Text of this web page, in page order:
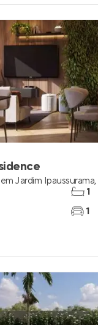
em Jardim Ipaussurama,
1
1